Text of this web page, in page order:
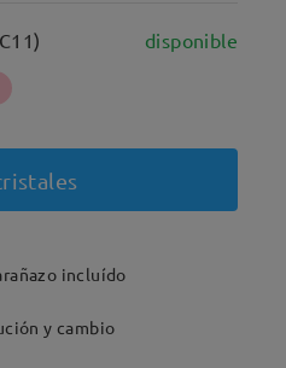
disponible
incluído
y cambio